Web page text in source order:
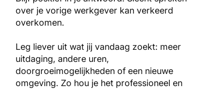
over je vorige werkgever kan verkeerd
overkomen.
Leg liever uit wat jij vandaag zoekt: meer
uitdaging, andere uren,
doorgroeimogelijkheden of een nieuwe
omgeving. Zo hou je het professioneel en